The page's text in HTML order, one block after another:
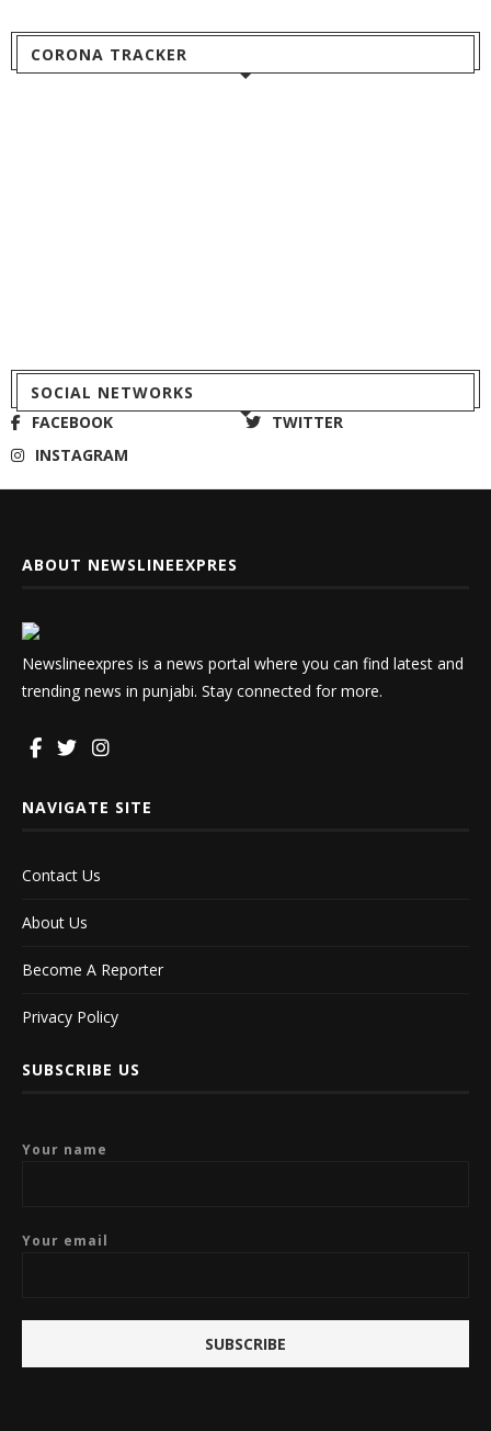
CORONA TRACKER
SOCIAL NETWORKS
FACEBOOK
TWITTER
INSTAGRAM
ABOUT NEWSLINEEXPRES
Newslineexpres is a news portal where you can find latest and
trending news in punjabi. Stay connected for more.
NAVIGATE SITE
Contact Us
About Us
Become A Reporter
Privacy Policy
SUBSCRIBE US
Your name
Your email